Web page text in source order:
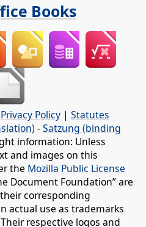
Books
Privacy Policy | Statutes
-Satzung (binding
information: Unless
and images on this
the Mozilla Public License
Document Foundation” are
corresponding
actual use as trademarks
respective logos and